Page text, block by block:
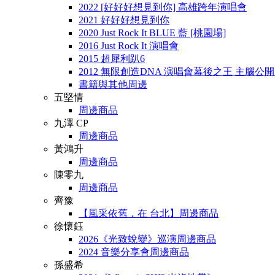
2022 [好好好想見到你] 高雄跨年演唱會
2021 好好好想見到你
2020 Just Rock It BLUE 藍 [桃園場]
2016 Just Rock It 演唱會
2015 超犀利趴6
2012 無限創造DNA 演唱會幕後之王 主腦公
書籍與其他周邊
五堅情
周邊商品
九澤 CP
周邊商品
黃鴻升
周邊商品
陳零九
周邊商品
齊豫
【風采依舊．在 台北】周邊商品
徐懷鈺
2026《光致蛻變》巡演周邊商品
2024 音樂分享會周邊商品
孫盛希